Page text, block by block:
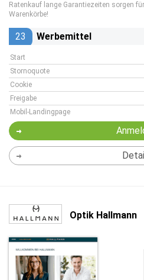
Ratenkauf lange Garantiezeiten sorgen
Warenkörbe!
23 Werbemittel
Start
Stornoquote
Cookie
Freigabe
Mobil-Landingpage
Optik Hallmann